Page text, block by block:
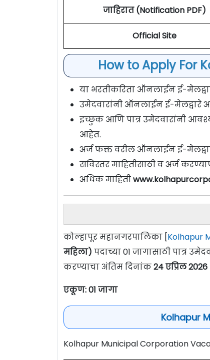
जाहिरात (Notification PDF)
Official Site
How to Apply For
या भरतीकरिता ऑनलाईन ई-
उमेदवारांनी ऑनलाईन ई-मेलद्वारे
इच्छुक आणि पात्र उमेदवारांनी
आहेत.
अर्ज फक्त वरील ऑनलाईन ई-मेलद्वारे
सविस्तर माहितीसाठी व अर्ज
अधिक माहिती
कोल्हापूर महानगरपालिका [Kolhapur
महिला) पदाच्या 01 जागासाठी पात्र
करण्याचा अंतिम दिनांक24 एप्रिल 2026
एकूण: 01 जागा
Kolhapur
Kolhapur Municipal Corporation